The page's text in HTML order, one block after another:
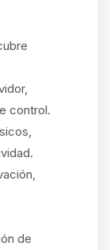
control.
de